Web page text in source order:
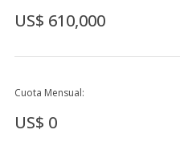
US$ 610,000
Cuota Mensual:
US$ 0